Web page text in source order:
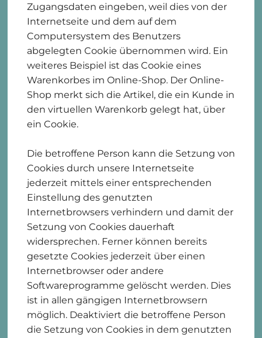
Zugangsdaten eingeben, weil dies von der
Internetseite und dem auf dem
Computersystem des Benutzers
abgelegten Cookie übernommen wird. Ein
weiteres Beispiel ist das Cookie eines
Warenkorbes im Online-Shop. Der Online-
Shop merkt sich die Artikel, die ein Kunde in
den virtuellen Warenkorb gelegt hat, über
ein Cookie.
Die betroffene Person kann die Setzung von
Cookies durch unsere Internetseite
jederzeit mittels einer entsprechenden
Einstellung des genutzten
Internetbrowsers verhindern und damit der
Setzung von Cookies dauerhaft
widersprechen. Ferner können bereits
gesetzte Cookies jederzeit über einen
Internetbrowser oder andere
Softwareprogramme gelöscht werden. Dies
ist in allen gängigen Internetbrowsern
möglich. Deaktiviert die betroffene Person
die Setzung von Cookies in dem genutzten